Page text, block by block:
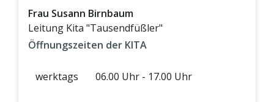
Frau Susann Birnbaum
Leitung Kita "Tausendfüßler"
Öffnungszeiten der KITA
werktags 06.00 Uhr - 17.00 Uhr